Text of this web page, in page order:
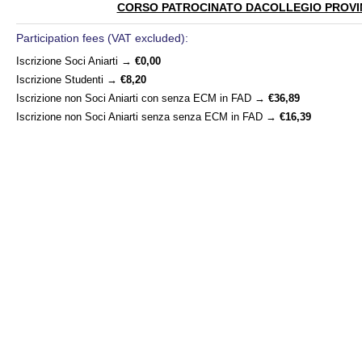
CORSO PATROCINATO DACOLLEGIO
Participation fees (VAT excluded):
Iscrizione Soci Aniarti → €0,00
Iscrizione Studenti → €8,20
Iscrizione non Soci Aniarti con senza ECM in FAD → €36,89
Iscrizione non Soci Aniarti senza senza ECM in FAD → €16,39